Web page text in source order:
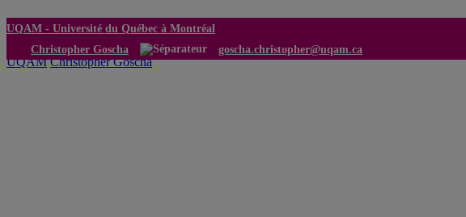
UQAM - Université du Québec à Montréal
Christopher Goscha
goscha.christopher@uqam.ca
UQAM Christopher Goscha